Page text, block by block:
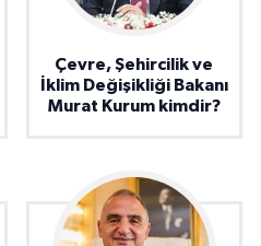
Çevre, Şehircilik ve
İklim Değişikliği Bakanı
Murat Kurum kimdir?